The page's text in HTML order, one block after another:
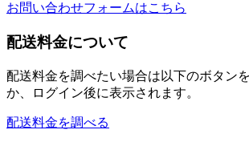
お問い合わせフォームはこちら
配送料金について
配送料金を調べたい場合は以下のボタン
か、ログイン後に表示されます。
配送料金を調べる